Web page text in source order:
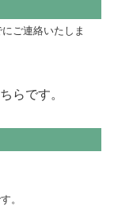
ご連絡いたしま
らです。
。